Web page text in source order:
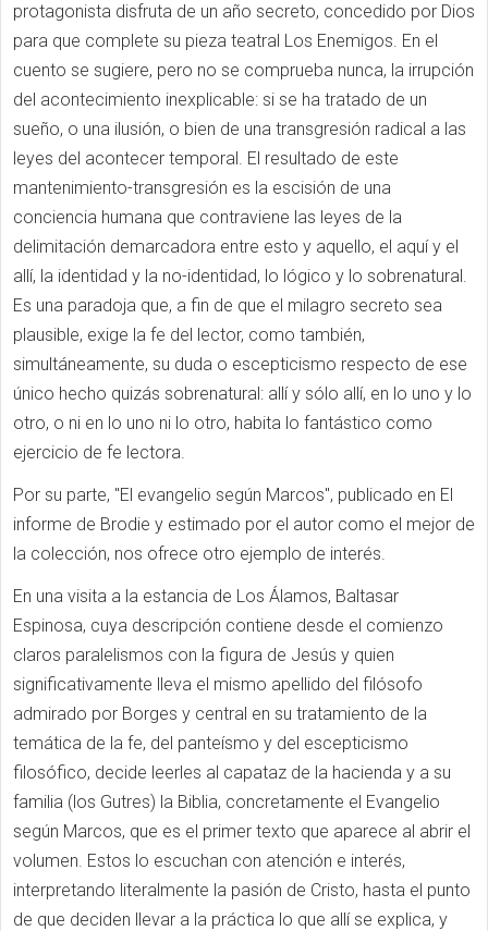
protagonista disfruta de un año secreto, concedido por Dios
para que complete su pieza teatral Los Enemigos. En el
cuento se sugiere, pero no se comprueba nunca, la irrupción
del acontecimiento inexplicable: si se ha tratado de un
sueño, o una ilusión, o bien de una transgresión radical a las
leyes del acontecer temporal. El resultado de este
mantenimiento-transgresión es la escisión de una
conciencia humana que contraviene las leyes de la
delimitación demarcadora entre esto y aquello, el aquí y el
allí, la identidad y la no-identidad, lo lógico y lo sobrenatural.
Es una paradoja que, a fin de que el milagro secreto sea
plausible, exige la fe del lector, como también,
simultáneamente, su duda o escepticismo respecto de ese
único hecho quizás sobrenatural: allí y sólo allí, en lo uno y lo
otro, o ni en lo uno ni lo otro, habita lo fantástico como
ejercicio de fe lectora.
Por su parte, "El evangelio según Marcos", publicado en El
informe de Brodie y estimado por el autor como el mejor de
la colección, nos ofrece otro ejemplo de interés.
En una visita a la estancia de Los Álamos, Baltasar
Espinosa, cuya descripción contiene desde el comienzo
claros paralelismos con la figura de Jesús y quien
significativamente lleva el mismo apellido del filósofo
admirado por Borges y central en su tratamiento de la
temática de la fe, del panteísmo y del escepticismo
filosófico, decide leerles al capataz de la hacienda y a su
familia (los Gutres) la Biblia, concretamente el Evangelio
según Marcos, que es el primer texto que aparece al abrir el
volumen. Estos lo escuchan con atención e interés,
interpretando literalmente la pasión de Cristo, hasta el punto
de que deciden llevar a la práctica lo que allí se explica, y